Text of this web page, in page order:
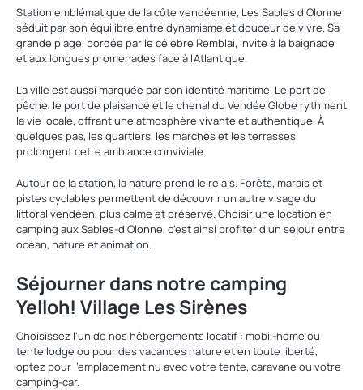
Station emblématique de la côte vendéenne, Les Sables d’Olonne
séduit par son équilibre entre dynamisme et douceur de vivre. Sa
grande plage, bordée par le célèbre Remblai, invite à la baignade
et aux longues promenades face à l’Atlantique.
La ville est aussi marquée par son identité maritime. Le port de
pêche, le port de plaisance et le chenal du Vendée Globe rythment
la vie locale, offrant une atmosphère vivante et authentique. À
quelques pas, les quartiers, les marchés et les terrasses
prolongent cette ambiance conviviale.
Autour de la station, la nature prend le relais. Forêts, marais et
pistes cyclables permettent de découvrir un autre visage du
littoral vendéen, plus calme et préservé. Choisir une location en
camping aux Sables-d’Olonne, c’est ainsi profiter d’un séjour entre
océan, nature et animation.
Séjourner dans notre camping
Yelloh! Village Les Sirènes
Choisissez l'un de nos hébergements locatif : mobil-home ou
tente lodge ou pour des vacances nature et en toute liberté,
optez pour l'emplacement nu avec votre tente, caravane ou votre
camping-car.